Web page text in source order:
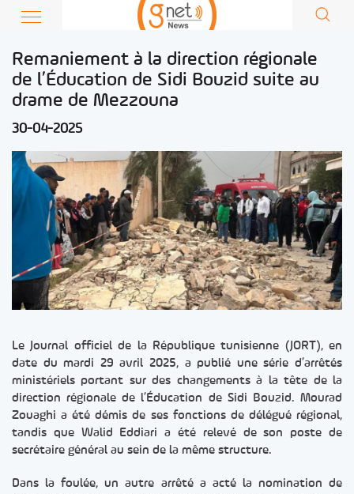
Remaniement à la direction régionale
de l’Éducation de Sidi Bouzid suite au
drame de Mezzouna
30-04-2025
Le Journal officiel de la République tunisienne (JORT), en
date du mardi 29 avril 2025, a publié une série d’arrêtés
ministériels portant sur des changements à la tête de la
direction régionale de l’Éducation de Sidi Bouzid. Mourad
Zouaghi a été démis de ses fonctions de délégué régional,
tandis que Walid Eddiari a été relevé de son poste de
secrétaire général au sein de la même structure.
Dans la foulée, un autre arrêté a acté la nomination de